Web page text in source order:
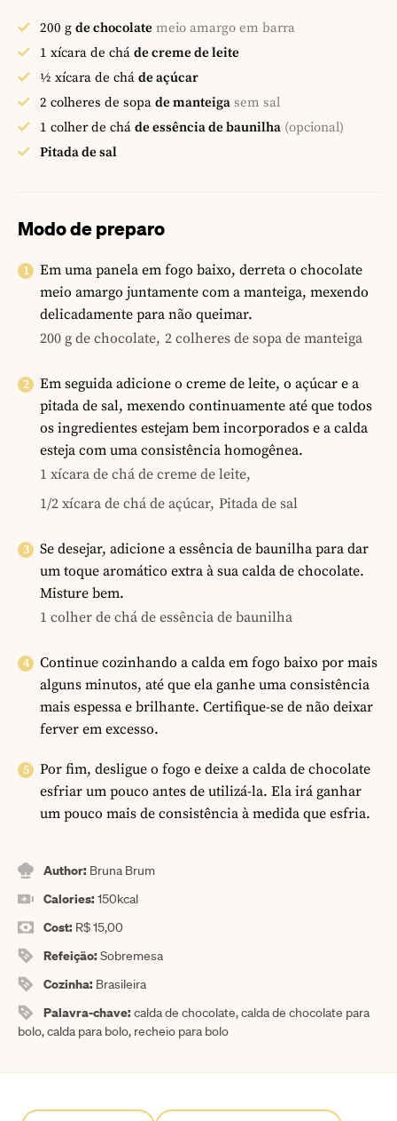
200 g de chocolate meio amargo em barra
1 xícara de chá de creme de leite
½ xícara de chá de açúcar
2 colheres de sopa de manteiga sem sal
1 colher de chá de essência de baunilha (opcional)
Pitada de sal
Modo de preparo
Em uma panela em fogo baixo, derreta o chocolate
meio amargo juntamente com a manteiga, mexendo
delicadamente para não queimar.
200 g de chocolate, 2 colheres de sopa de manteiga
Em seguida adicione o creme de leite, o açúcar e a
pitada de sal, mexendo continuamente até que todos
os ingredientes estejam bem incorporados e a calda
esteja com uma consistência homogênea.
1 xícara de chá de creme de leite,
1/2 xícara de chá de açúcar, Pitada de sal
Se desejar, adicione a essência de baunilha para dar
um toque aromático extra à sua calda de chocolate.
Misture bem.
1 colher de chá de essência de baunilha
Continue cozinhando a calda em fogo baixo por mais
alguns minutos, até que ela ganhe uma consistência
mais espessa e brilhante. Certifique-se de não deixar
ferver em excesso.
Por fim, desligue o fogo e deixe a calda de chocolate
esfriar um pouco antes de utilizá-la. Ela irá ganhar
um pouco mais de consistência à medida que esfria.
Author: Bruna Brum
Calories:150kcal
Cost: R$ 15,00
Refeição:Sobremesa
Cozinha: Brasileira
Palavra-chave:calda de chocolate, calda de chocolate para
bolo, calda para bolo, recheio para bolo